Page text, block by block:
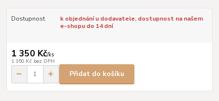
Dostupnost
k objednání u dodavatele, dostupnost na našem
e-shopu do 14 dní
1 350 Kč/ks
1 350 Kč bez DPH
Přidat do košíku